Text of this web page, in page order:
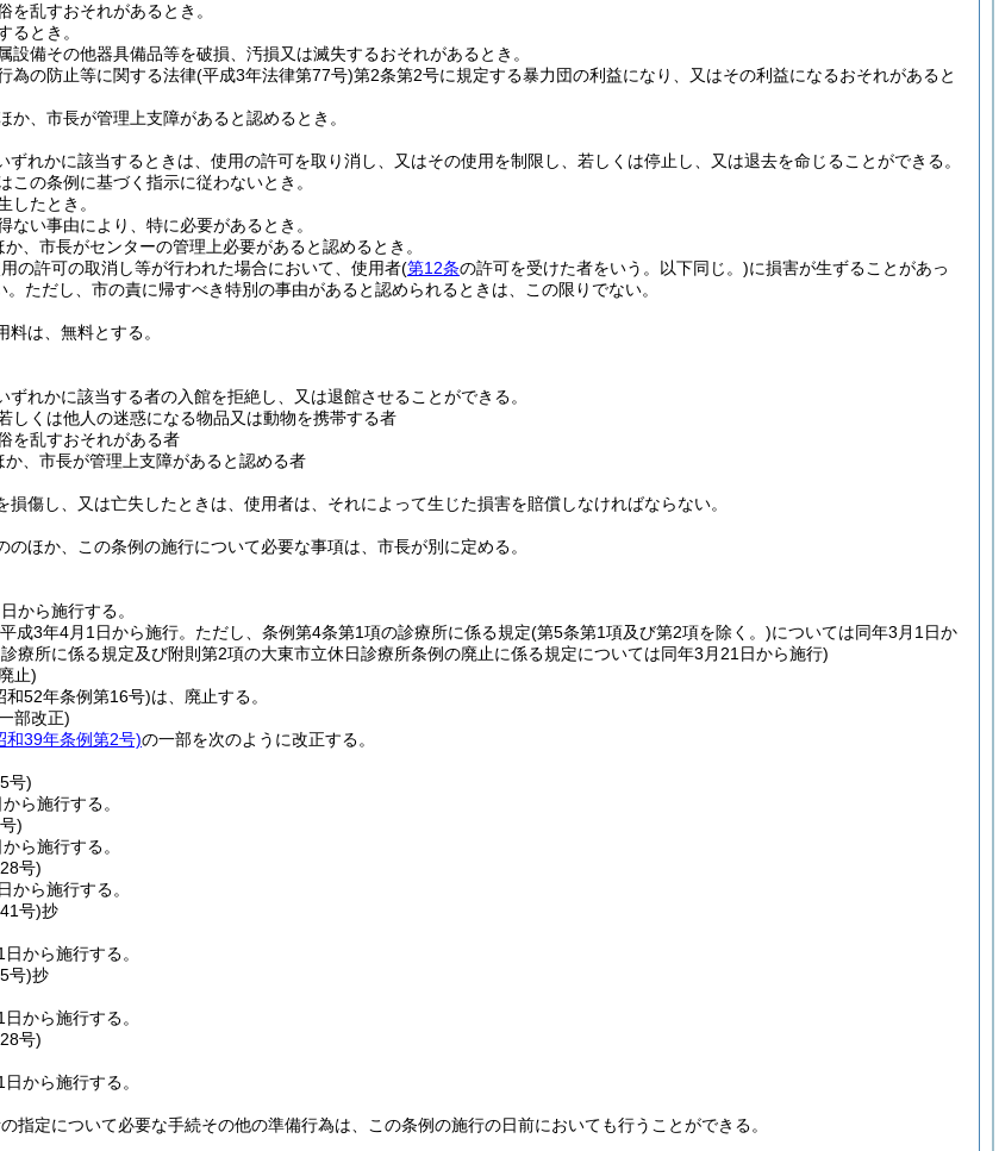
を乱すおそれがあるとき。
るとき。
設備その他器具備品等を破損、汚損又は滅失するおそれがあるとき。
為の防止等に関する法律(平成3年法律第77号)第2条第2号に規定する暴力団の利益になり、又はその利益になるおそれがあると
か、市長が管理上支障があると認めるとき。
ずれかに該当するときは、使用の許可を取り消し、又はその使用を制限し、若しくは停止し、又は退去を命じることができる。
この条例に基づく指示に従わないとき。
したとき。
ない事由により、特に必要があるとき。
、市長がセンターの管理上必要があると認めるとき。
の許可の取消し等が行われた場合において、使用者(第12条の許可を受けた者をいう。以下同じ。)に損害が生ずることがあっ
ただし、市の責に帰すべき特別の事由があると認められるときは、この限りでない。
料は、無料とする。
ずれかに該当する者の入館を拒絶し、又は退館させることができる。
しくは他人の迷惑になる物品又は動物を携帯する者
を乱すおそれがある者
か、市長が管理上支障があると認める者
損傷し、又は亡失したときは、使用者は、それによって生じた損害を賠償しなければならない。
のほか、この条例の施行について必要な事項は、市長が別に定める。
から施行する。
成3年4月1日から施行。ただし、条例第4条第1項の診療所に係る規定(第5条第1項及び第2項を除く。)については同年3月1日か
療所に係る規定及び附則第2項の大東市立休日診療所条例の廃止に係る規定については同年3月21日から施行)
止)
和52年条例第16号)は、廃止する。
部改正)
和39年条例第2号)の一部を次のように改正する。
号)
ら施行する。
)
ら施行する。
号)
から施行する。
号)抄
から施行する。
号)抄
から施行する。
号)
から施行する。
指定について必要な手続その他の準備行為は、この条例の施行の日前においても行うことができる。